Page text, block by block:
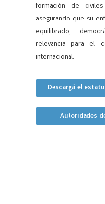
formación de
asegurando que su
equilibrado,
relevancia para el
internacional.
Descargá el
Autoridades